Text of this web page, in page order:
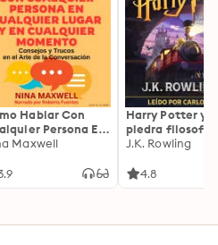
Hablar Con
Persona En
Lugar Y En
Maxwell
Harry Potter y
piedra filosofal
J.K. Rowling
4.8